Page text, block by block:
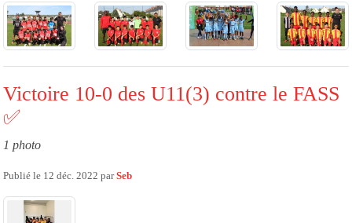
Victoire 10-0 des U11(3) contre le FASS
✅
1 photo
Publié le 12 déc. 2022 parSeb